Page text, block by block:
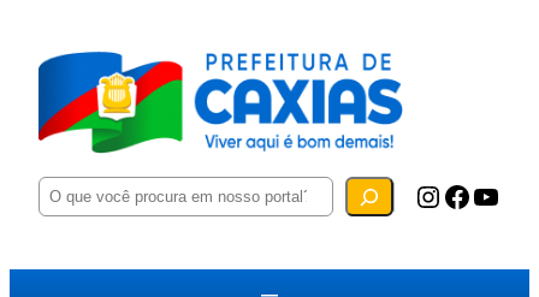
P
e
u
Instagram Facebook YouTube